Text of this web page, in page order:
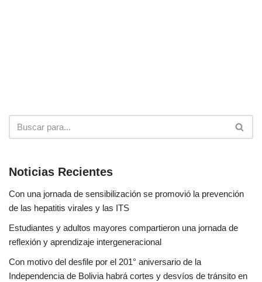
Noticias Recientes
Con una jornada de sensibilización se promovió la prevención
de las hepatitis virales y las ITS
Estudiantes y adultos mayores compartieron una jornada de
reflexión y aprendizaje intergeneracional
Con motivo del desfile por el 201° aniversario de la
Independencia de Bolivia habrá cortes y desvíos de tránsito en